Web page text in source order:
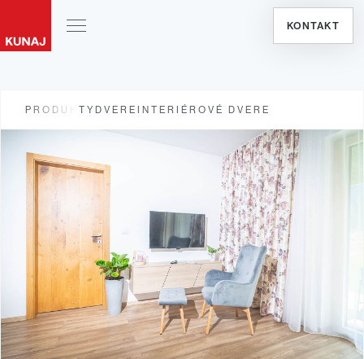
KONTAKT
PRODUKTY DVERE INTERIÉROVÉ DVERE